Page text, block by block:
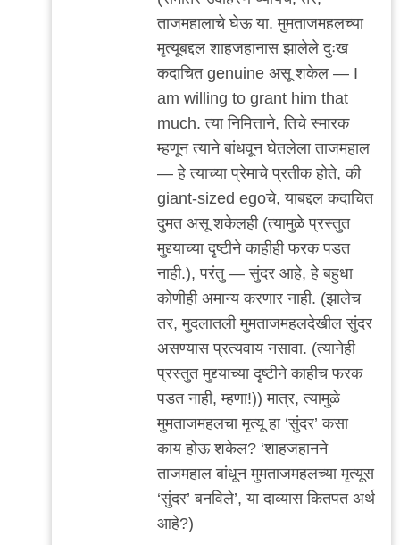
ताजमहालाचे घेऊ या. मुमताजमहलच्या
मृत्यूबद्दल शाहजहानास झालेले दुःख
कदाचित genuine असू शकेल — I
am willing to grant him that
much. त्या निमित्ताने, तिचे स्मारक
म्हणून त्याने बांधवून घेतलेला ताजमहाल
— हे त्याच्या प्रेमाचे प्रतीक होते, की
giant-sized egoचे, याबद्दल कदाचित
दुमत असू शकेलही (त्यामुळे प्रस्तुत
मुद्द्याच्या दृष्टीने काहीही फरक पडत
नाही.), परंतु — सुंदर आहे, हे बहुधा
कोणीही अमान्य करणार नाही. (झालेच
तर, मुदलातली मुमताजमहलदेखील सुंदर
असण्यास प्रत्यवाय नसावा. (त्यानेही
प्रस्तुत मुद्द्याच्या दृष्टीने काहीच फरक
पडत नाही, म्हणा!)) मात्र, त्यामुळे
मुमताजमहलचा मृत्यू हा ‘सुंदर’ कसा
काय होऊ शकेल? ‘शाहजहानने
ताजमहाल बांधून मुमताजमहलच्या मृत्यूस
‘सुंदर’ बनविले’, या दाव्यास कितपत अर्थ
आहे?)